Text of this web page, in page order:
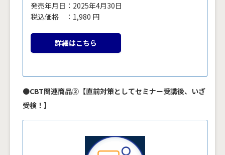
発売年月日：2025年4月30日
税込価格 ：1,980 円
詳細はこちら
●CBT関連商品②【直前対策としてセミナー受講後、いざ
受検！】